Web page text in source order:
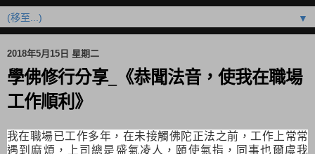
▼
2018年5月15日 星期二
學佛修行分享_《恭聞法音，使我在職場
工作順利》
我在職場已工作多年，在未接觸佛陀正法之前，工作上常常
遇到麻煩，上司總是盛氣凌人，頤使氣指，同事也爾虞我